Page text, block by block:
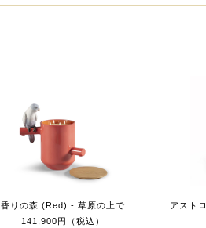
香りの森 (Red) - 草原の上で
141,900円（税込）